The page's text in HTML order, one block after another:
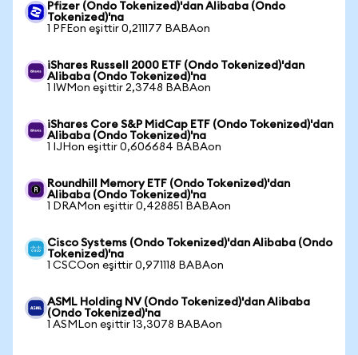
Pfizer (Ondo Tokenized)'dan Alibaba (Ondo
Tokenized)'na
1 PFEon eşittir 0,211177 BABAon
iShares Russell 2000 ETF (Ondo Tokenized)'dan
Alibaba (Ondo Tokenized)'na
1 IWMon eşittir 2,3748 BABAon
iShares Core S&P MidCap ETF (Ondo Tokenized)'dan
Alibaba (Ondo Tokenized)'na
1 IJHon eşittir 0,606684 BABAon
Roundhill Memory ETF (Ondo Tokenized)'dan
Alibaba (Ondo Tokenized)'na
1 DRAMon eşittir 0,428851 BABAon
Cisco Systems (Ondo Tokenized)'dan Alibaba (Ondo
Tokenized)'na
1 CSCOon eşittir 0,971118 BABAon
ASML Holding NV (Ondo Tokenized)'dan Alibaba
(Ondo Tokenized)'na
1 ASMLon eşittir 13,3078 BABAon